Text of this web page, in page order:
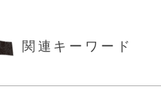
関連キーワード